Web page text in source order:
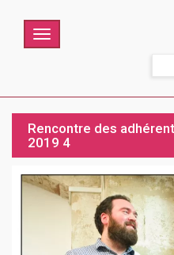
Menu
Rencontre des
2019 4